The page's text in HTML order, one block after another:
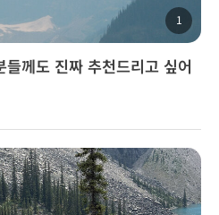
1
께도 진짜 추천드리고 싶어
감사합니다😊🌟